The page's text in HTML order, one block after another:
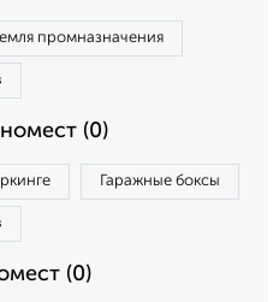
промназначения
(0)
Гаражные боксы
(0)